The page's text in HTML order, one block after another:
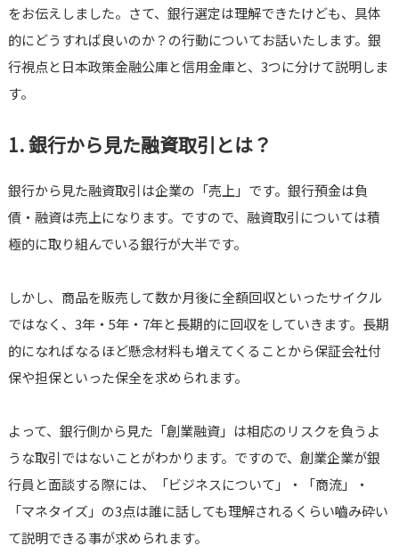
をお伝えしました。さて、銀行選定は理解できたけども、具体
的にどうすれば良いのか？の行動についてお話いたします。銀
行視点と日本政策金融公庫と信用金庫と、3つに分けて説明しま
す。
1. 銀行から見た融資取引とは？
銀行から見た融資取引は企業の「売上」です。銀行預金は負
債・融資は売上になります。ですので、融資取引については積
極的に取り組んでいる銀行が大半です。
しかし、商品を販売して数か月後に全額回収といったサイクル
ではなく、3年・5年・7年と長期的に回収をしていきます。長期
的になればなるほど懸念材料も増えてくることから保証会社付
保や担保といった保全を求められます。
よって、銀行側から見た「創業融資」は相応のリスクを負うよ
うな取引ではないことがわかります。ですので、創業企業が銀
行員と面談する際には、「ビジネスについて」・「商流」・
「マネタイズ」の3点は誰に話しても理解されるくらい嚙み砕い
て説明できる事が求められます。